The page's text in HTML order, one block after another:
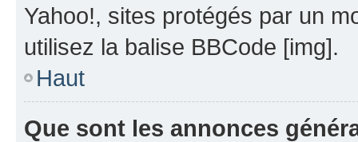
Yahoo!, sites protégés par un
utilisez la balise BBCode [img].
Haut
Que sont les annonces